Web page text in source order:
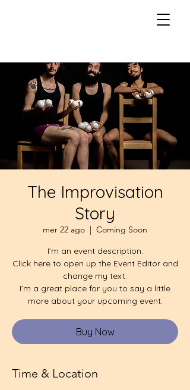
The Improvisation
Story
mer 22 ago
  |
Coming Soon
I’m an event description.
Click here to open up the Event Editor and
change my text.
I’m a great place for you to say a little
more about your upcoming event.
Buy Now
Time & Location